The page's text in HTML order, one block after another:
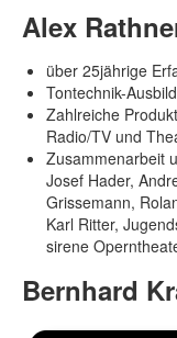
Alex
über 25jährige
Tontechnik-
Zahlreiche
Radio/TV und
Zusammenarbeit
Josef Hader,
Grissemann,
Karl Ritter,
sirene
Bernhard